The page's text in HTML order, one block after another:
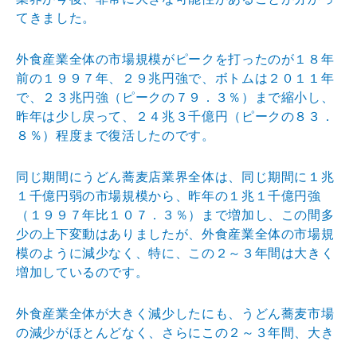
てきました。
外食産業全体の市場規模がピークを打ったのが１８年
前の１９９７年、２９兆円強で、ボトムは２０１１年
で、２３兆円強（ピークの７９．３％）まで縮小し、
昨年は少し戻って、２４兆３千億円（ピークの８３．
８％）程度まで復活したのです。
同じ期間にうどん蕎麦店業界全体は、同じ期間に１兆
１千億円弱の市場規模から、昨年の１兆１千億円強
（１９９７年比１０７．３％）まで増加し、この間多
少の上下変動はありましたが、外食産業全体の市場規
模のように減少なく、特に、この２～３年間は大きく
増加しているのです。
外食産業全体が大きく減少したにも、うどん蕎麦市場
の減少がほとんどなく、さらにこの２～３年間、大き